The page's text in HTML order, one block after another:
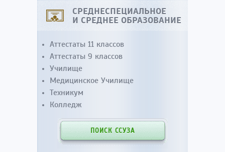
СРЕДНЕСПЕЦИАЛЬНОЕ
И СРЕДНЕЕ ОБРАЗОВАНИЕ
Аттестаты 11 классов
Аттестаты 9 классов
Училище
Медицинское Училище
Техникум
Колледж
ПОИСК ССУЗА